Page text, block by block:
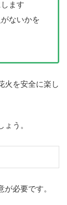
ます
ないかを
火を安全に楽し
う。
必要です。